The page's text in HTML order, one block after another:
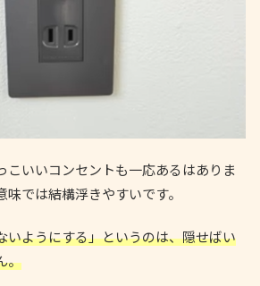
こいいコンセントも一応あるはありま
では結構浮きやすいです。
いようにする」というのは、隠せばい
。